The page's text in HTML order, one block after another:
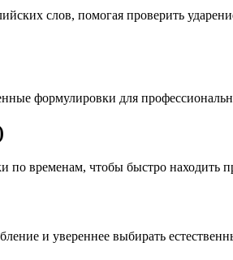
слов, помогая проверить
формулировки для
временам, чтобы быстро находить
и увереннее выбирать